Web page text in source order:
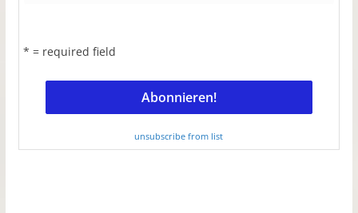
* = required field
unsubscribe from list